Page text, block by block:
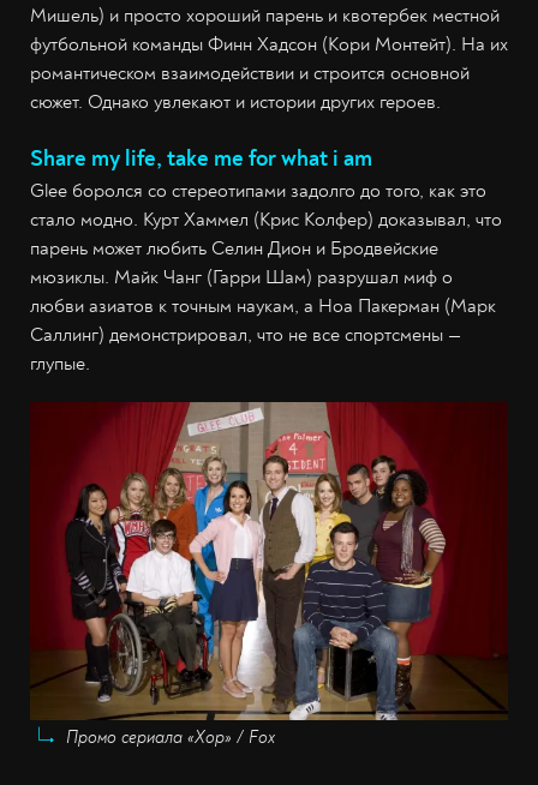
Мишель) и просто хороший парень и квотербек местной
футбольной команды Финн Хадсон (Кори Монтейт). На их
романтическом взаимодействии и строится основной
сюжет. Однако увлекают и истории других героев.
Share my life, take me for what i am
Glee боролся со стереотипами задолго до того, как это
стало модно. Курт Хаммел (Крис Колфер) доказывал, что
парень может любить Селин Дион и Бродвейские
мюзиклы. Майк Чанг (Гарри Шам) разрушал миф о
любви азиатов к точным наукам, а Ноа Пакерман (Марк
Саллинг) демонстрировал, что не все спортсмены —
глупые.
Промо сериала «Хор» / Fox